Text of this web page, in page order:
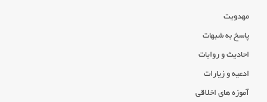
مهدویت
پاسخ به شبهات
احادیث و روایات
ادعیه و زیارات
آموزه های اخلاقی